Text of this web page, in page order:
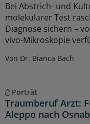
Bei Abstrich- und
molekularer Test
Diagnose sichern –
vivo-Mikroskopie
Von Dr. Bianca Bach
Porträt
Traumberuf Arzt:
Aleppo nach